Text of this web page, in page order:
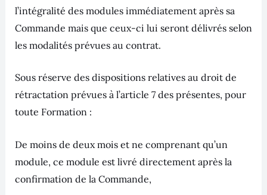
l’intégralité des modules immédiatement après sa
Commande mais que ceux-ci lui seront délivrés selon
les modalités prévues au contrat.
Sous réserve des dispositions relatives au droit de
rétractation prévues à l’article 7 des présentes, pour
toute Formation :
De moins de deux mois et ne comprenant qu’un
module, ce module est livré directement après la
confirmation de la Commande,